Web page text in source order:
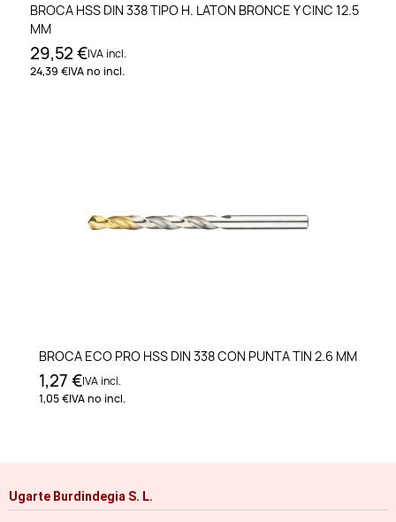
BROCA HSS DIN 338 TIPO H. LATON BRONCE Y CINC 12.5
MM
29,52 €IVA incl.
24,39 €IVA no incl.
BROCA ECO PRO HSS DIN 338 CON PUNTA TIN 2.6 MM
1,27 €IVA incl.
1,05 €IVA no incl.
Ugarte Burdindegia S. L.